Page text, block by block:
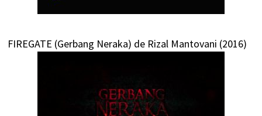
FIREGATE (Gerbang Neraka) de Rizal Mantovani (2016)